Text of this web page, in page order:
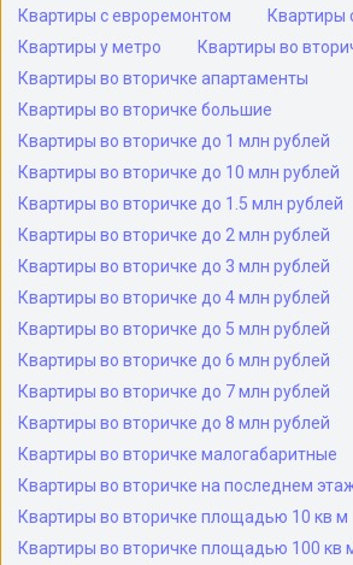
Квартиры с евроремонтом
Квартиры
Квартиры у метро
Квартиры во
Квартиры во вторичке апартаменты
Квартиры во вторичке большие
Квартиры во вторичке до 1 млн рублей
Квартиры во вторичке до 10 млн рублей
Квартиры во вторичке до 1.5 млн рублей
Квартиры во вторичке до 2 млн рублей
Квартиры во вторичке до 3 млн рублей
Квартиры во вторичке до 4 млн рублей
Квартиры во вторичке до 5 млн рублей
Квартиры во вторичке до 6 млн рублей
Квартиры во вторичке до 7 млн рублей
Квартиры во вторичке до 8 млн рублей
Квартиры во вторичке малогабаритные
Квартиры во вторичке на последнем
Квартиры во вторичке площадью 10 кв м
Квартиры во вторичке площадью 100 кв